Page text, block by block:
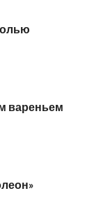
вареньем